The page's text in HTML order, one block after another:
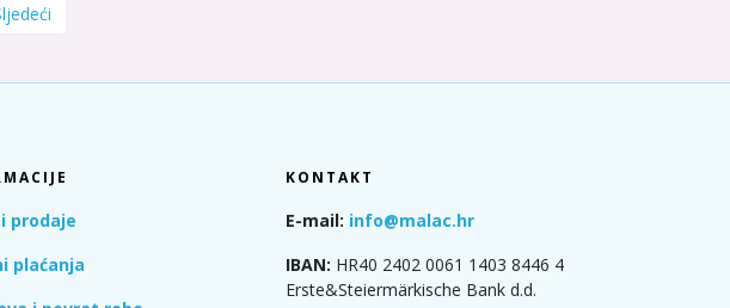
prodaje
plaćanja
KONTAKT
E-mail: info@malac.hr
IBAN: HR40 2402 0061 1403 8446 4
Erste&Steiermärkische Bank d.d.